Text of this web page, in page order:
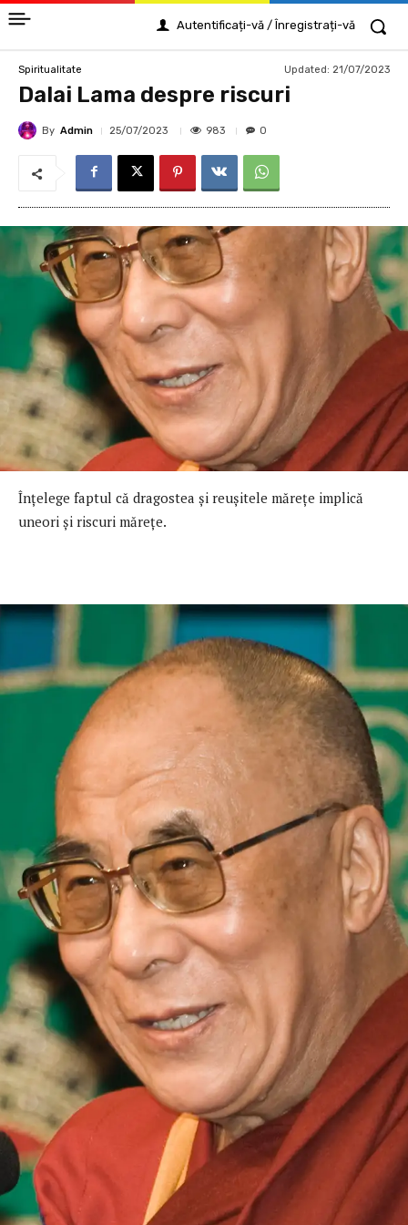
Autentificați-vă / Înregistrați-vă
Spiritualitate Updated: 21/07/2023
Dalai Lama despre riscuri
By Admin 25/07/2023 983 0
Înţelege faptul că dragostea şi reuşitele măreţe implică
uneori şi riscuri măreţe.